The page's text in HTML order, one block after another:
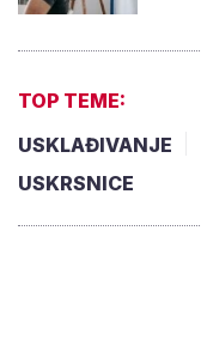
TOP TEME:
USKLAĐIVANJE
USKRSNICE